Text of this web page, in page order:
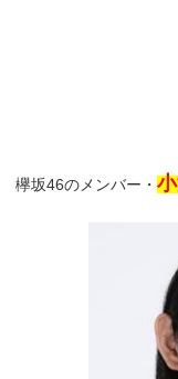
欅坂46のメンバー・